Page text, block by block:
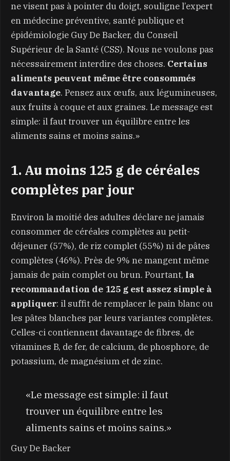
ne visent pas à pointer du doigt, souligne l’expert
en médecine préventive, santé publique et
épidémiologie Guy De Backer, du Conseil
Supérieur de la Santé (CSS). Nous ne voulons pas
nécessairement interdire des choses. Certains
aliments peuvent même être consommés
davantage. Pensez aux œufs, aux légumineuses,
aux fruits à coque et aux graines. Le message est
simple: il faut trouver un équilibre entre les
aliments sains et moins sains.»
1. Au moins 125 g de céréales
complètes par jour
Environ la moitié des adultes déclare ne jamais
consommer de céréales complètes au petit-
déjeuner (57%), de riz complet (55%) ni de pâtes
complètes (46%). Près de 9% ne mangent même
jamais de pain complet ou brun. Pourtant, la
recommandation de 125 g est assez simple à
appliquer: il suffit de remplacer le pain blanc ou
les pâtes blanches par leurs variantes complètes.
Celles-ci contiennent davantage de fibres, de
vitamines B, de fer, de calcium, de phosphore, de
potassium, de magnésium et de zinc.
«Le message est simple: il faut
trouver un équilibre entre les
aliments sains et moins sains.»
Guy De Backer